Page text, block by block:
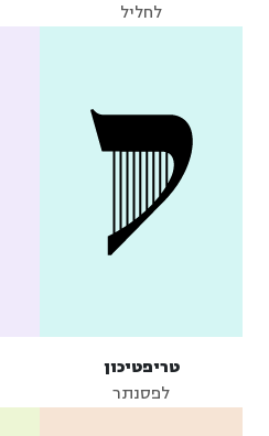
לחליל
טריפטיכון
לפסנתר